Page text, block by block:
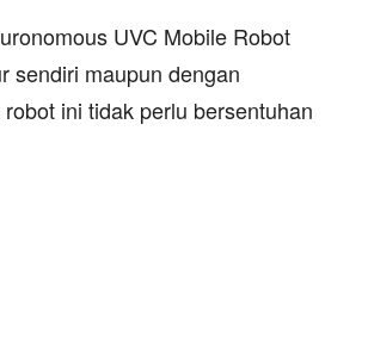
UVC Mobile Robot
sendiri maupun dengan
ini tidak perlu bersentuhan